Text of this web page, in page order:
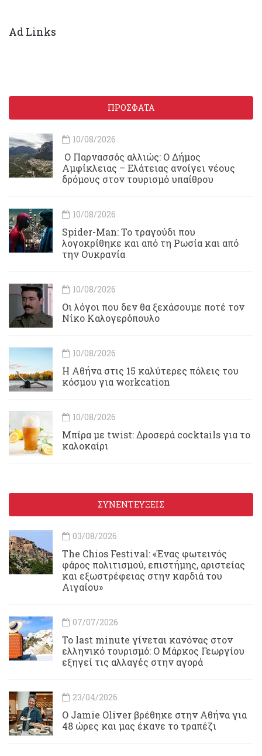
Ad Links
ΠΡΟΣΦΑΤΑ
10/08/2026
Ο Παρνασσός αλλιώς: Ο Δήμος
Αμφίκλειας – Ελάτειας ανοίγει νέους
δρόμους στον τουρισμό υπαίθρου
10/08/2026
Spider-Man: Το τραγούδι που
λογοκρίθηκε και από τη Ρωσία και από
την Ουκρανία
10/08/2026
Οι λόγοι που δεν θα ξεχάσουμε ποτέ τον
Νίκο Καλογερόπουλο
10/08/2026
Η Αθήνα στις 15 καλύτερες πόλεις του
κόσμου για workcation
10/08/2026
Μπίρα με twist: Δροσερά cocktails για το
καλοκαίρι
ΣΥΝΕΝΤΕΥΞΕΙΣ
03/08/2026
Τhe Chios Festival: «Ένας φωτεινός
φάρος πολιτισμού, επιστήμης, αριστείας
και εξωστρέφειας στην καρδιά του
Αιγαίου»
07/07/2026
Το last minute γίνεται κανόνας στον
ελληνικό τουρισμό: Ο Μάρκος Γεωργίου
εξηγεί τις αλλαγές στην αγορά
23/04/2026
Ο Jamie Oliver βρέθηκε στην Αθήνα για
48 ώρες και μας έκανε το τραπέζι